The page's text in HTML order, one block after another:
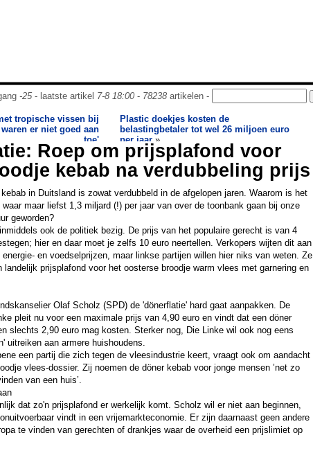
-25- laatste artikel 7-8 18:00- 78238artikelen -
tropische vissen bij
er niet goed aan
toe'
Plastic doekjes kosten de
belastingbetaler tot wel 26 miljoen euro
per jaar »
Roep om prijsplafond voor
kebab na verdubbeling prijs
in Duitsland is zowat verdubbeld in de afgelopen jaren. Waarom is het
waar maar liefst 1,3 miljard (!) per jaar van over de toonbank gaan bij onze
geworden?
ook de politiek bezig. De prijs van het populaire gerecht is van 4
hier en daar moet je zelfs 10 euro neertellen. Verkopers wijten dit aan
en voedselprijzen, maar linkse partijen willen hier niks van weten. Ze
landelijk prijsplafond voor het oosterse broodje warm vlees met garnering en
Olaf Scholz (SPD) de 'dönerflatie' hard gaat aanpakken. De
pleit nu voor een maximale prijs van 4,90 euro en vindt dat een döner
slechts 2,90 euro mag kosten. Sterker nog, Die Linke wil ook nog eens
uitreiken aan armere huishoudens.
een partij die zich tegen de vleesindustrie keert, vraagt ook om aandacht
vlees-dossier. Zij noemen de döner kebab voor jonge mensen ’net zo
van een huis’.
dat zo'n prijsplafond er werkelijk komt. Scholz wil er niet aan beginnen,
vindt in een vrijemarkteconomie. Er zijn daarnaast geen andere
te vinden van gerechten of drankjes waar de overheid een prijslimiet op